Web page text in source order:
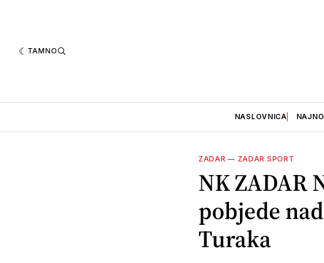
TAMNO
NASLOVNICA
ZADAR — ZADAR SPORT
NK ZADAR
pobjede
Turaka